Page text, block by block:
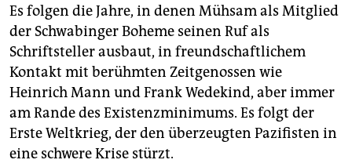
Es folgen die Jahre, in denen Mühsam als Mitglied
der Schwabinger Boheme seinen Ruf als
Schriftsteller ausbaut, in freundschaftlichem
Kontakt mit berühmten Zeitgenossen wie
Heinrich Mann und Frank Wedekind, aber immer
am Rande des Existenzminimums. Es folgt der
Erste Weltkrieg, der den überzeugten Pazifisten in
eine schwere Krise stürzt.